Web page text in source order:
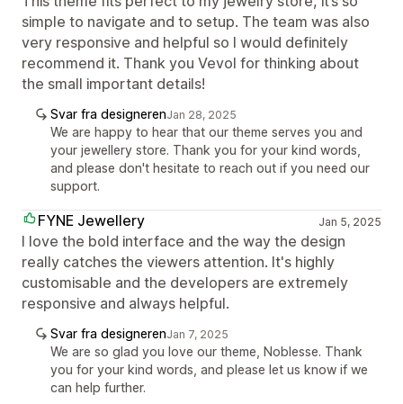
simple to navigate and to setup. The team was also
very responsive and helpful so I would definitely
recommend it. Thank you Vevol for thinking about
the small important details!
Svar fra designerenJan 28, 2025
We are happy to hear that our theme serves you and
your jewellery store. Thank you for your kind words,
and please don't hesitate to reach out if you need our
support.
FYNE Jewellery Jan 5, 2025
I love the bold interface and the way the design
really catches the viewers attention. It's highly
customisable and the developers are extremely
responsive and always helpful.
Svar fra designerenJan 7, 2025
We are so glad you love our theme, Noblesse. Thank
you for your kind words, and please let us know if we
can help further.